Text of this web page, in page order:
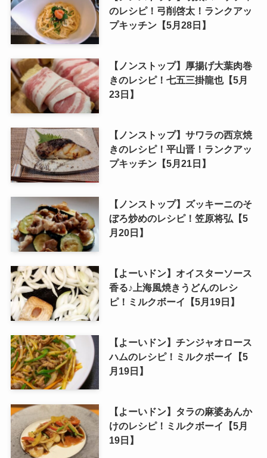
のレシピ！弓削啓太！ランクアッ
プキッチン【5月28日】
【ノンストップ】厚揚げ大葉肉巻
きのレシピ！七五三掛龍也【5月
23日】
【ノンストップ】サワラの西京焼
きのレシピ！平山晋！ランクアッ
プキッチン【5月21日】
【ノンストップ】ズッキーニのそ
ぼろ炒めのレシピ！笠原将弘【5
月20日】
【よーいドン】オイスターソース
香る♪上海風焼きうどんのレシ
ピ！ミルクボーイ【5月19日】
【よーいドン】チンジャオロース
ハムのレシピ！ミルクボーイ【5
月19日】
【よーいドン】タラの麻婆あんか
けのレシピ！ミルクボーイ【5月
19日】